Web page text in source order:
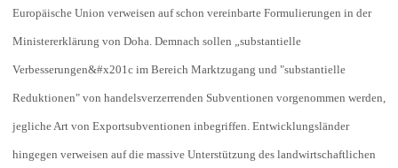
Europäische Union verweisen auf schon vereinbarte Formulierungen in der
Ministererklärung von Doha. Demnach sollen „substantielle
Verbesserungen&#x201c im Bereich Marktzugang und "substantielle
Reduktionen" von handelsverzerrenden Subventionen vorgenommen werden,
jegliche Art von Exportsubventionen inbegriffen. Entwicklungsländer
hingegen verweisen auf die massive Unterstützung des landwirtschaftlichen